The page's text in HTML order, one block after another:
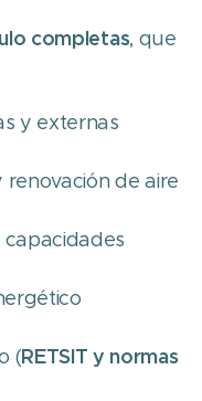
completas, que
y externas
renovación de aire
(RETSIT y normas